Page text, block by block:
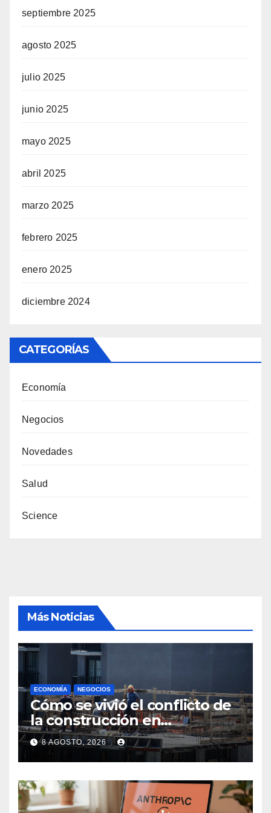
septiembre 2025
agosto 2025
julio 2025
junio 2025
mayo 2025
abril 2025
marzo 2025
febrero 2025
enero 2025
diciembre 2024
CATEGORÍAS
Economía
Negocios
Novedades
Salud
Science
Más Noticias
ECONOMÍA NEGOCIOS
Cómo se vivió el conflicto de
la construcción en
Maldonado, un
departamento donde el
sector tiene sus
particularidades
8 AGOSTO, 2026